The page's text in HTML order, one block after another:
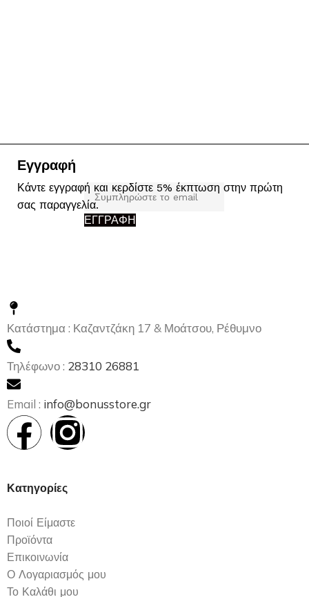
Εγγραφή
Κάντε εγγραφή και κερδίστε 5% έκπτωση στην πρώτη
σας παραγγελία.
ΕΓΓΡΑΦΗ
Κατάστημα : Καζαντζάκη 17 & Μοάτσου, Ρέθυμνο
Τηλέφωνο : 28310 26881
Email : info@bonusstore.gr
Κατηγορίες
Ποιοί Είμαστε
Προϊόντα
Επικοινωνία
Ο Λογαριασμός μου
Το Καλάθι μου